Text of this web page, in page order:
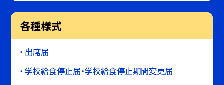
各種様式
出席届
学校給食停止届・学校給食停止期間変更届